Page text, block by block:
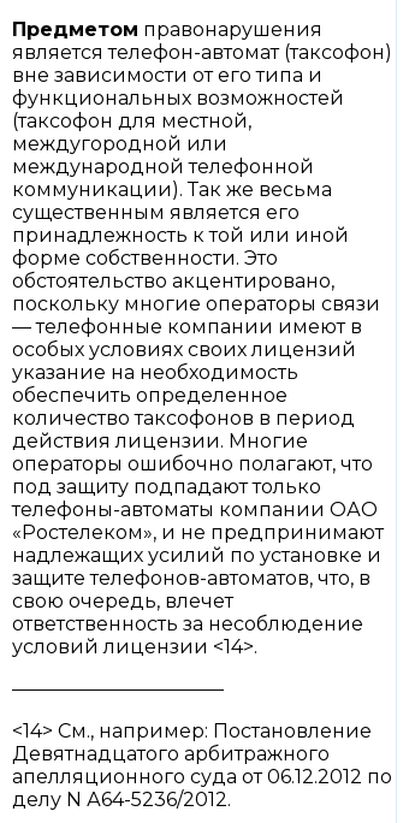
Предметом правонарушения
является телефон-автомат (таксофон)
вне зависимости от его типа и
функциональных возможностей
(таксофон для местной,
междугородной или
международной телефонной
коммуникации). Так же весьма
существенным является его
принадлежность к той или иной
форме собственности. Это
обстоятельство акцентировано,
поскольку многие операторы связи
— телефонные компании имеют в
особых условиях своих лицензий
указание на необходимость
обеспечить определенное
количество таксофонов в период
действия лицензии. Многие
операторы ошибочно полагают, что
под защиту подпадают только
телефоны-автоматы компании ОАО
«Ростелеком», и не предпринимают
надлежащих усилий по установке и
защите телефонов-автоматов, что, в
свою очередь, влечет
ответственность за несоблюдение
условий лицензии <14>.
———————————
<14> См., например: Постановление
Девятнадцатого арбитражного
апелляционного суда от 06.12.2012 по
делу N А64-5236/2012.